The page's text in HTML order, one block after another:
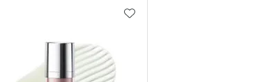
AOS FAVORITOS ADICIONAR AOS